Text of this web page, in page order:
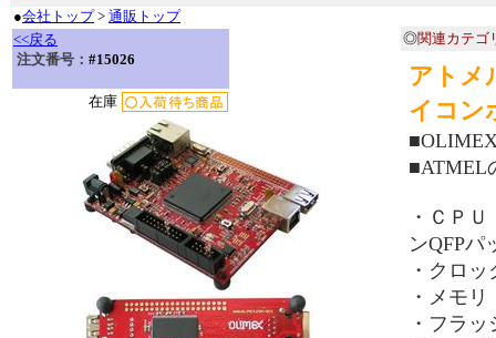
●会社トップ> 通販トップ
<<戻る
注文番号： #15026
在庫
◎関連カテゴ
アトメ
イコン
■ATMEL
・ＣＰ
ンQFPパ
・クロ
・メモ
・フラ